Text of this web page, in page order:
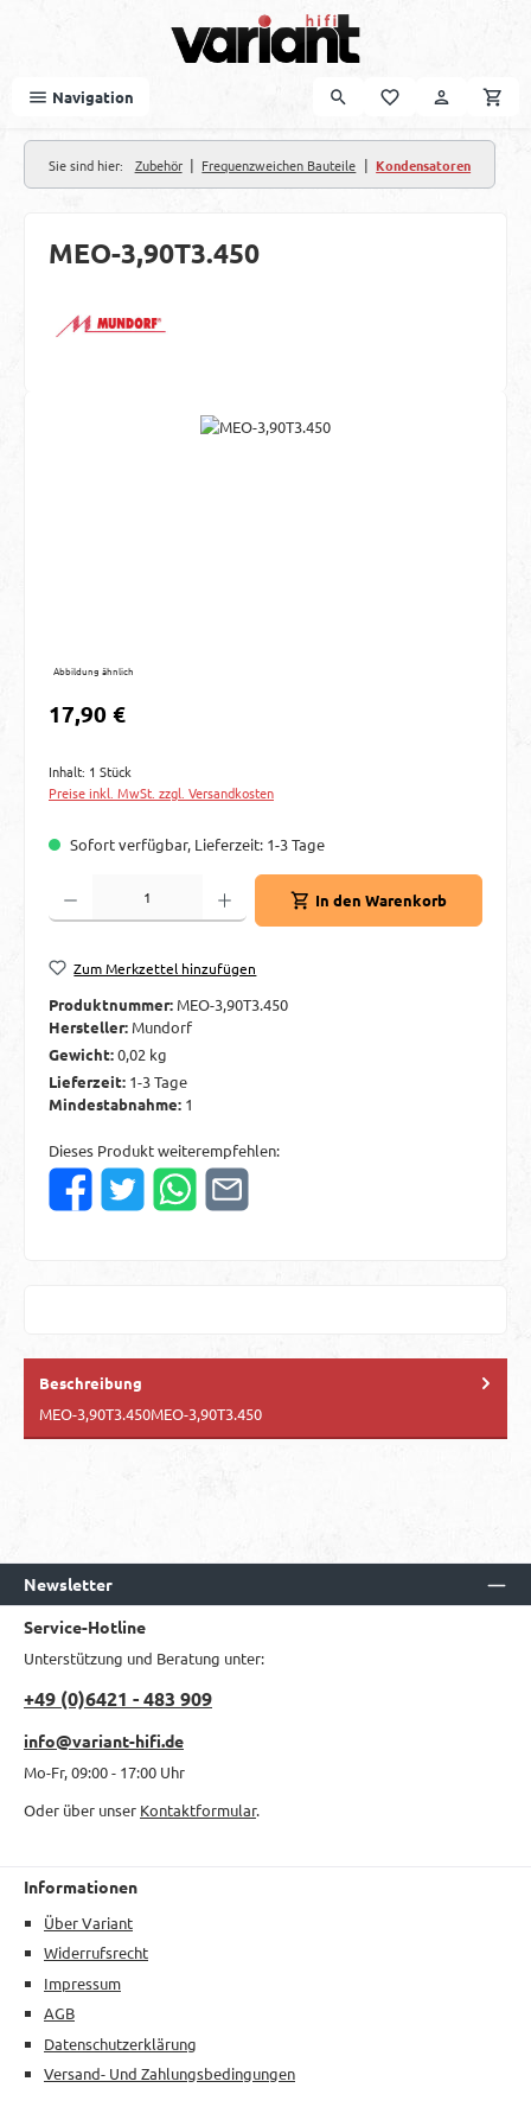
Navigation
Sie sind hier: Zubehör | Frequenzweichen Bauteile | Kondensatoren
MEO-3,90T3.450
Bildergalerie überspringen
Abbildung ähnlich
Regulärer Preis:
17,90 €
Inhalt: 1 Stück
Preise inkl. MwSt. zzgl. Versandkosten
Sofort verfügbar, Lieferzeit: 1-3 Tage
Produkt Anzahl: Gib den gewünschten Wert ein oder benutze die Schaltflächen
In den Warenkorb
Zum Merkzettel hinzufügen
Produktnummer: MEO-3,90T3.450
Hersteller: Mundorf
Gewicht:0,02 kg
Lieferzeit: 1-3 Tage
Mindestabnahme: 1
Dieses Produkt weiterempfehlen:
Beschreibung
MEO-3,90T3.450MEO-3,90T3.450
Newsletter
Service-Hotline
Unterstützung und Beratung unter:
+49 (0)6421 - 483 909
info@variant-hifi.de
Mo-Fr, 09:00 - 17:00 Uhr
Oder über unser Kontaktformular.
Informationen
Über Variant
Widerrufsrecht
Impressum
AGB
Datenschutzerklärung
Versand- Und Zahlungsbedingungen